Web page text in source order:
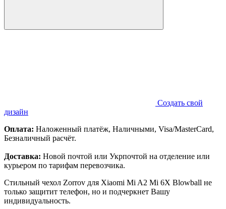
Создать свой
дизайн
Оплата: Наложенный платёж, Наличными, Visa/MasterCard,
Безналичный расчёт.
Доставка: Новой почтой или Укрпочтой на отделение или
курьером по тарифам перевозчика.
Стильный чехол Zorrov для Xiaomi Mi A2 Mi 6X Blowball не
только защитит телефон, но и подчеркнет Вашу
индивидуальность.